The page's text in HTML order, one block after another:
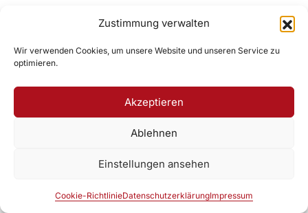
Zustimmung verwalten
Wir verwenden Cookies, um unsere Website und unseren Service zu
optimieren.
Akzeptieren
Ablehnen
Einstellungen ansehen
Cookie-RichtlinieDatenschutzerklärungImpressum
Unser YouTube-Kanal
Zur DAV Webseite